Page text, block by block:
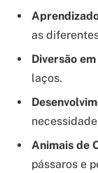
as
Diversão
laços.
Animais de
pássaros e